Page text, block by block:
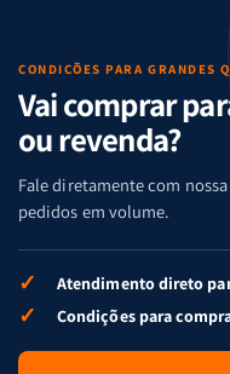
CONDIÇÕES PARA GRANDES
Vai comprar
ou revenda?
Fale diretamente com
pedidos em volume.
✓ Atendimento direto
✓ Condições para